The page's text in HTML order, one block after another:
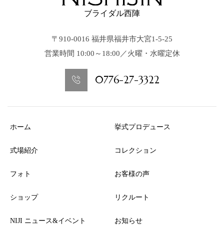
ブライダル西陣
〒910-0016 福井県福井市大宮1-5-25
営業時間 10:00～18:00／火曜・水曜定休
0776-27-3322
ホーム 挙式プロデュース
式場紹介 コレクション
フォト お客様の声
ショップ リクルート
NIJI ニュース&イベント お知らせ